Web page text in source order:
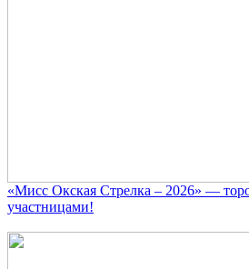
«Мисс Окская Стрелка – 2026» —
участницами!